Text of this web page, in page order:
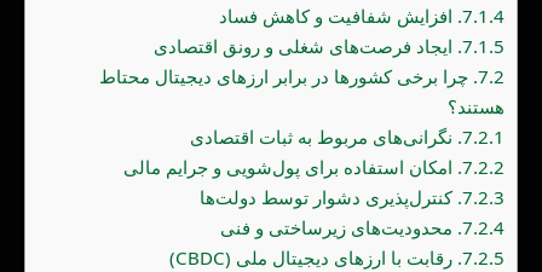
7.1.4. افزایش شفافیت و کاهش فساد
7.1.5. ایجاد فرصت‌های شغلی و رونق اقتصادی
7.2. چرا برخی کشورها در برابر ارزهای دیجیتال محتاط
هستند؟
7.2.1. نگرانی‌های مربوط به ثبات اقتصادی
7.2.2. امکان استفاده برای پول‌شویی و جرایم مالی
7.2.3. کنترل‌پذیری دشوار توسط دولت‌ها
7.2.4. محدودیت‌های زیرساختی و فنی
7.2.5. رقابت با ارزهای دیجیتال ملی (CBDC)